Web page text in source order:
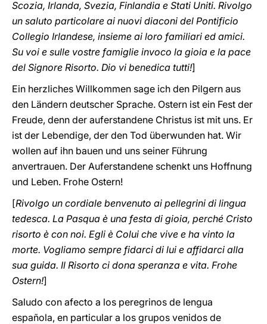
Scozia, Irlanda, Svezia, Finlandia e Stati Uniti. Rivolgo
un saluto particolare ai nuovi diaconi del Pontificio
Collegio Irlandese, insieme ai loro familiari ed amici.
Su voi e sulle vostre famiglie invoco la gioia e la pace
del Signore Risorto. Dio vi benedica tutti!]
Ein herzliches Willkommen sage ich den Pilgern aus
den Ländern deutscher Sprache. Ostern ist ein Fest der
Freude, denn der auferstandene Christus ist mit uns. Er
ist der Lebendige, der den Tod überwunden hat. Wir
wollen auf ihn bauen und uns seiner Füh­rung
anvertrauen. Der Auferstandene schenkt uns Hoffnung
und Leben. Frohe Ostern!
[Rivolgo un cordiale benvenuto ai pellegrini di lingua
tedesca. La Pasqua è una festa di gioia, perché Cristo
risorto è con noi. Egli è Colui che vive e ha vinto la
morte. Vogliamo sempre fidarci di lui e affidarci alla
sua guida. Il Risorto ci dona speranza e vita. Frohe
Ostern!]
Saludo con afecto a los peregrinos de lengua
española, en particular a los grupos venidos de